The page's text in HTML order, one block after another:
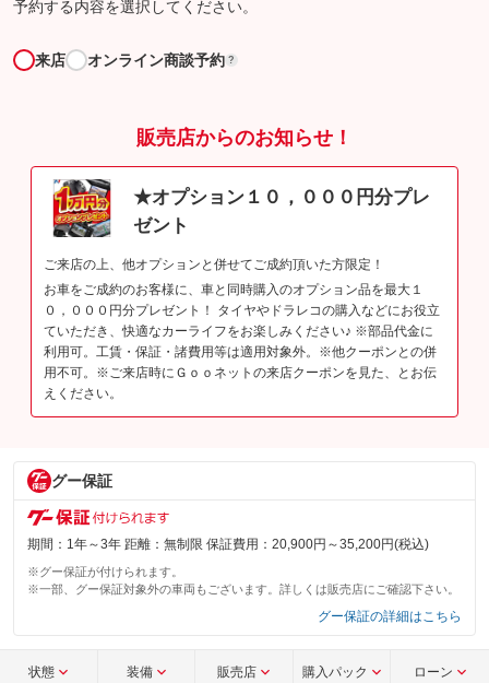
予約する内容を選択してください。
来店 オンライン商談予約 ?
販売店からのお知らせ！
★オプション１０，０００円分プレ
ゼント
ご来店の上、他オプションと併せてご成約頂いた方限定！
お車をご成約のお客様に、車と同時購入のオプション品を最大１
０，０００円分プレゼント！ タイヤやドラレコの購入などにお役立
ていただき、快適なカーライフをお楽しみください♪ ※部品代金に
利用可。工賃・保証・諸費用等は適用対象外。※他クーポンとの併
用不可。※ご来店時にＧｏｏネットの来店クーポンを見た、とお伝
えください。
グー保証
期間：1年～3年 距離：無制限 保証費用：20,900円～35,200円(税込)
※グー保証が付けられます。
※一部、グー保証対象外の車両もございます。詳しくは販売店にご確認下さい。
グー保証の詳細はこちら
状態 装備 販売店 購入パック ローン